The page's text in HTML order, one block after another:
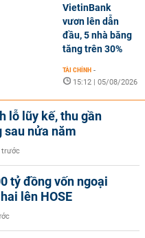
VietinBank
vươn lên dẫn
đầu, 5 nhà băng
tăng trên 30%
TÀI CHÍNH -
15:12 | 05/08/2026
lỗ lũy kế, thu gần
sau nửa năm
trước
tỷ đồng vốn ngoại
lên HOSE